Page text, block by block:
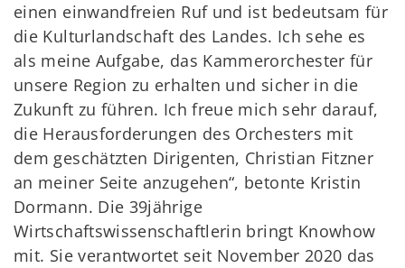
einen einwandfreien Ruf und ist bedeutsam für
die Kulturlandschaft des Landes. Ich sehe es
als meine Aufgabe, das Kammerorchester für
unsere Region zu erhalten und sicher in die
Zukunft zu führen. Ich freue mich sehr darauf,
die Herausforderungen des Orchesters mit
dem geschätzten Dirigenten, Christian Fitzner
an meiner Seite anzugehen“, betonte Kristin
Dormann. Die 39jährige
Wirtschaftswissenschaftlerin bringt Knowhow
mit. Sie verantwortet seit November 2020 das